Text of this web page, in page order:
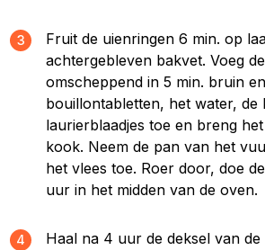
3
Fruit de uienringen 6 min. op
achtergebleven bakvet. Voeg
omscheppend in 5 min. bruin
bouillontabletten, het water, de
laurierblaadjes toe en breng
kook. Neem de pan van het
het vlees toe. Roer door, doe
uur in het midden van de oven.
4
Haal na 4 uur de deksel van